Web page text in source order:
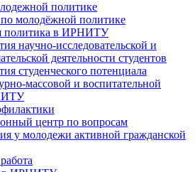
политике
молодёжной политике
политика в ИРНИТУ
научно-исследовательской и
деятельности студентов
студенческого потенциала
массовой и воспитательной
центр по вопросам
у молодежи активной гражданской